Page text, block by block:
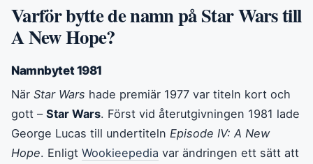
Varför bytte de namn på Star Wars till
A New Hope?
Namnbytet 1981
När Star Wars hade premiär 1977 var titeln kort och
gott – Star Wars. Först vid återutgivningen 1981 lade
George Lucas till undertiteln Episode IV: A New
Hope. Enligt Wookieepedia var ändringen ett sätt att